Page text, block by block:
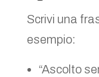
Scrivi una
esempio:
“Ascolto